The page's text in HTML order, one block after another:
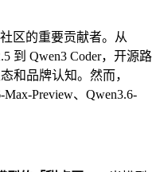
区的重要贡献者。从
到 Qwen3 Coder，开源路
和品牌认知。然而，
Preview、Qwen3.6-